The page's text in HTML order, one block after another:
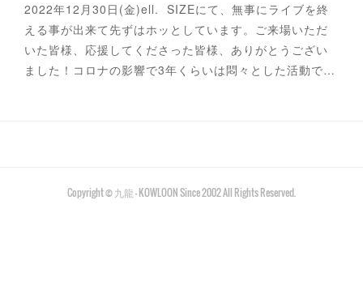
2022年12月30日(金)ell. SIZEにて、無事にライブを終
える事が出来て先ずはホッとしています。ご来場いただ
いた皆様、応援してくださった皆様、ありがとうござい
ました！コロナの影響で3年くらいは悶々とした活動で…
Copyright © 九龍 - KOWLOON Since 2002 All Rights Reserved.